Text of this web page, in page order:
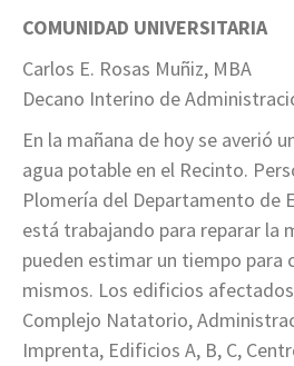
COMUNIDAD UNIVERSITARIA
Carlos E. Rosas Muñiz, MBA
Decano Interino de
En la mañana de hoy se averió
agua potable en el Recinto.
Plomería del Departamento de
está trabajando para reparar la
pueden estimar un tiempo para
mismos. Los edificios
Complejo Natatorio,
Imprenta, Edificios A, B, C,